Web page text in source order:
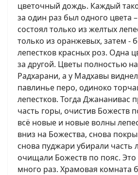
цветочный дождь. Каждый
за один раз был одного цвета
состоял только из желтых
только из оранжевых, затем -
лепестков красных роз. Одна
за другой. Цветы полностью
Радхарани, а у Мадхавы
павлинье перо, одиноко
лепестков. Тогда Джананивас
часть горы, очистив Божеств
всё новые и новые волны
вниз на Божества, снова
снова пуджари убирали часть
очищали Божеств по пояс.
много раз. Храмовая комната